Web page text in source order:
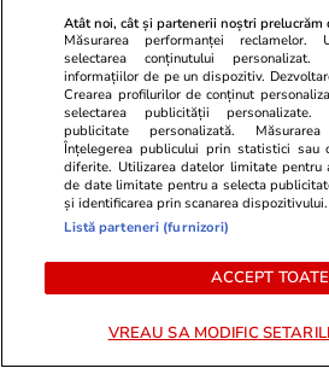
Știri România
Schimbarea la Față a
și superstiții
Atât noi, cât și partenerii noștri prelucrăm
Măsurarea performanței reclamelor.
selectarea conținutului personalizat.
informațiilor de pe un dispozitiv.
Crearea profilurilor de conținut
selectarea publicității
publicitate personalizată.
Înțelegerea publicului prin statistici
diferite. Utilizarea datelor limitate pentru
de date limitate pentru a selecta
și identificarea prin scanarea dispozitivului.
Listă parteneri (furnizori)
ACCEPT TOATE
VREAU SA MODIFIC